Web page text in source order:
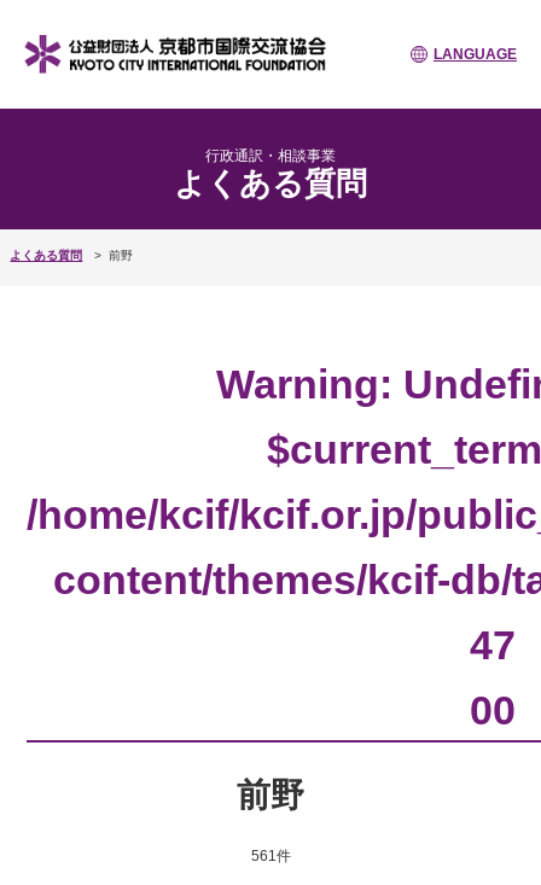
LANGUAGE
行政通訳・相談事業
よくある質問
よくある質問 前野
Warning:
/home/kcif/kcif.or.jp/
content/themes/kcif-db/
47
00
前野
561件